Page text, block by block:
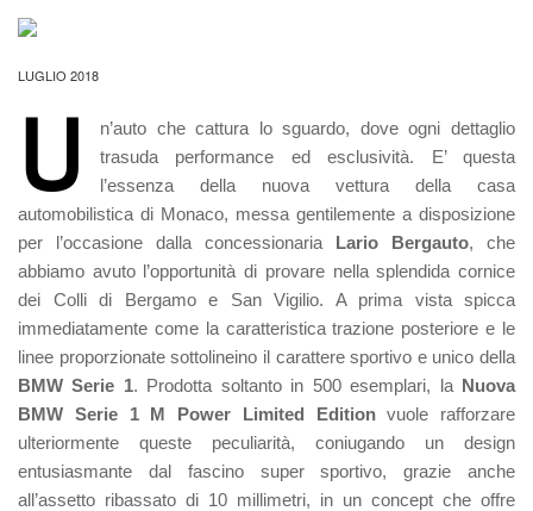
LUGLIO 2018
U
n’auto che cattura lo sguardo, dove ogni dettaglio
trasuda performance ed esclusività. E’ questa
l’essenza della nuova vettura della casa
automobilistica di Monaco, messa gentilemente a disposizione
per l’occasione dalla concessionaria Lario Bergauto, che
abbiamo avuto l’opportunità di provare nella splendida cornice
dei Colli di Bergamo e San Vigilio. A prima vista spicca
immediatamente come la caratteristica trazione posteriore e le
linee proporzionate sottolineino il carattere sportivo e unico della
BMW Serie 1. Prodotta soltanto in 500 esemplari, la Nuova
BMW Serie 1 M Power Limited Editionvuole rafforzare
ulteriormente queste peculiarità, coniugando un design
entusiasmante dal fascino super sportivo, grazie anche
all’assetto ribassato di 10 millimetri, in un concept che offre